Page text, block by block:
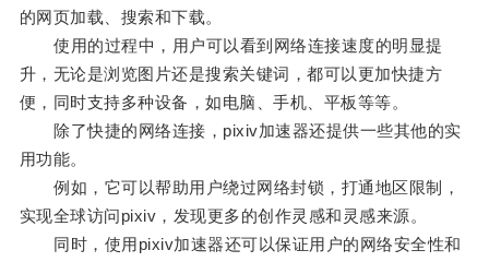
的网页加载、搜索和下载。
使用的过程中，用户可以看到网络连接速度的明显提
升，无论是浏览图片还是搜索关键词，都可以更加快捷方
便，同时支持多种设备，如电脑、手机、平板等等。
除了快捷的网络连接，pixiv加速器还提供一些其他的实
用功能。
例如，它可以帮助用户绕过网络封锁，打通地区限制，
实现全球访问pixiv，发现更多的创作灵感和灵感来源。
同时，使用pixiv加速器还可以保证用户的网络安全性和